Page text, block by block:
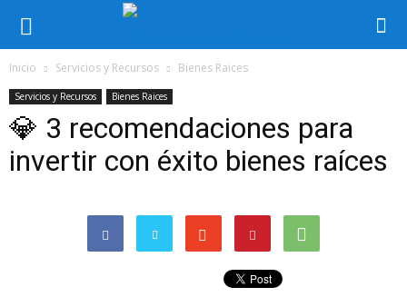
Inicio Servicios y Recursos Bienes Raices
Servicios y Recursos Bienes Raices
💎 3 recomendaciones para
invertir con éxito bienes raíces